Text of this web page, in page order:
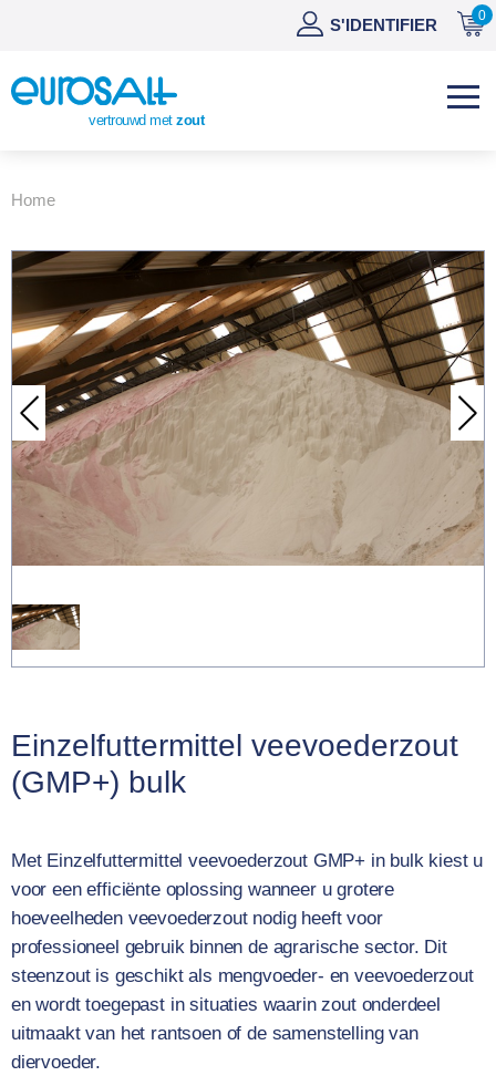
0
S'IDENTIFIER
NL
vertrouwd metzout
Home
Einzelfuttermittel veevoederzout
(GMP+) bulk
Met Einzelfuttermittel veevoederzout GMP+ in bulk kiest u
voor een efficiënte oplossing wanneer u grotere
hoeveelheden veevoederzout nodig heeft voor
professioneel gebruik binnen de agrarische sector. Dit
steenzout is geschikt als mengvoeder- en veevoederzout
en wordt toegepast in situaties waarin zout onderdeel
uitmaakt van het rantsoen of de samenstelling van
diervoeder.